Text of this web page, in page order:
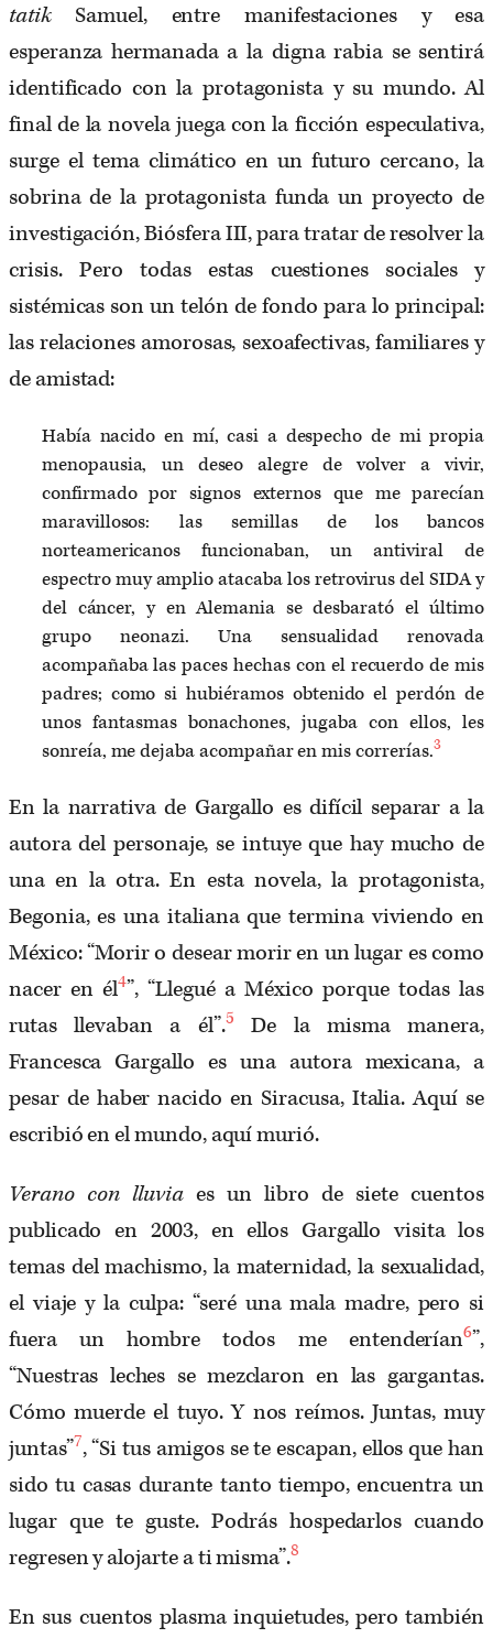
tatikSamuel, entre manifestaciones y esa
esperanza hermanada a la digna rabia se sentirá
identificado con la protagonista y su mundo. Al
final de la novela juega con la ficción especulativa,
surge el tema climático en un futuro cercano, la
sobrina de la protagonista funda un proyecto de
investigación, Biósfera III, para tratar de resolver la
crisis. Pero todas estas cuestiones sociales y
sistémicas son un telón de fondo para lo principal:
las relaciones amorosas, sexoafectivas, familiares y
de amistad:
Había nacido en mí, casi a despecho de mi propia
menopausia, un deseo alegre de volver a vivir,
confirmado por signos externos que me parecían
maravillosos: las semillas de los bancos
norteamericanos funcionaban, un antiviral de
espectro muy amplio atacaba los retrovirus del SIDA y
del cáncer, y en Alemania se desbarató el último
grupo neonazi. Una sensualidad renovada
acompañaba las paces hechas con el recuerdo de mis
padres; como si hubiéramos obtenido el perdón de
unos fantasmas bonachones, jugaba con ellos, les
sonreía, me dejaba acompañar en mis correrías.3
En la narrativa de Gargallo es difícil separar a la
autora del personaje, se intuye que hay mucho de
una en la otra. En esta novela, la protagonista,
Begonia, es una italiana que termina viviendo en
México: “Morir o desear morir en un lugar es como
nacer en él4”, “Llegué a México porque todas las
rutas llevaban a él”.5
De la misma manera,
Francesca Gargallo es una autora mexicana, a
pesar de haber nacido en Siracusa, Italia. Aquí se
escribió en el mundo, aquí murió.
Verano con lluvia es un libro de siete cuentos
publicado en 2003, en ellos Gargallo visita los
temas del machismo, la maternidad, la sexualidad,
el viaje y la culpa: “seré una mala madre, pero si
fuera un hombre todos me entenderían6”,
“Nuestras leches se mezclaron en las gargantas.
Cómo muerde el tuyo. Y nos reímos. Juntas, muy
juntas”7, “Si tus amigos se te escapan, ellos que han
sido tu casas durante tanto tiempo, encuentra un
lugar que te guste. Podrás hospedarlos cuando
regresen y alojarte a ti misma”.8
En sus cuentos plasma inquietudes, pero también